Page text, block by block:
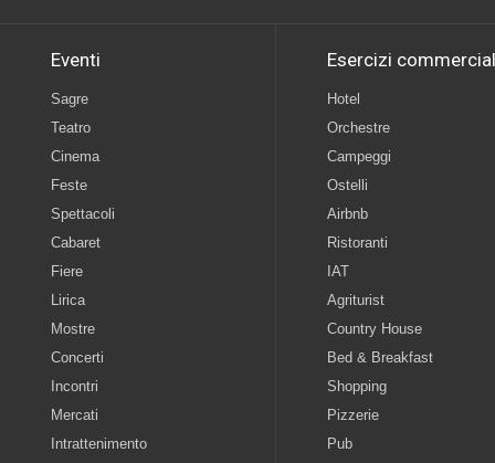
Eventi
Sagre
Teatro
Cinema
Feste
Spettacoli
Cabaret
Fiere
Lirica
Mostre
Concerti
Incontri
Mercati
Intrattenimento
Esercizi
Hotel
Orchestre
Campeggi
Ostelli
Airbnb
Ristoranti
IAT
Agriturist
Country House
Bed & Breakfast
Shopping
Pizzerie
Pub